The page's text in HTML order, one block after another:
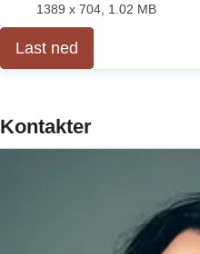
1389 x 704, 1.02 MB
Last ned
Kontakter